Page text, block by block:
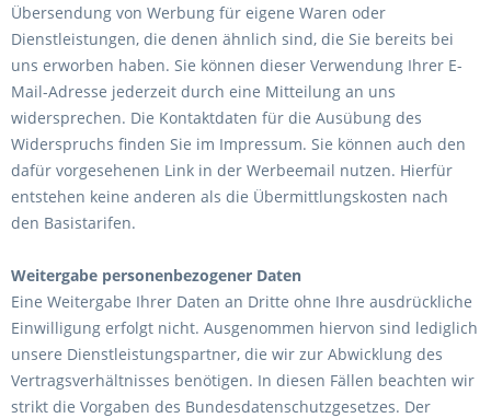
Übersendung von Werbung für eigene Waren oder
Dienstleistungen, die denen ähnlich sind, die Sie bereits bei
uns erworben haben. Sie können dieser Verwendung Ihrer E-
Mail-Adresse jederzeit durch eine Mitteilung an uns
widersprechen. Die Kontaktdaten für die Ausübung des
Widerspruchs finden Sie im Impressum. Sie können auch den
dafür vorgesehenen Link in der Werbeemail nutzen. Hierfür
entstehen keine anderen als die Übermittlungskosten nach
den Basistarifen.
Weitergabe personenbezogener Daten
Eine Weitergabe Ihrer Daten an Dritte ohne Ihre ausdrückliche
Einwilligung erfolgt nicht. Ausgenommen hiervon sind lediglich
unsere Dienstleistungspartner, die wir zur Abwicklung des
Vertragsverhältnisses benötigen. In diesen Fällen beachten wir
strikt die Vorgaben des Bundesdatenschutzgesetzes. Der